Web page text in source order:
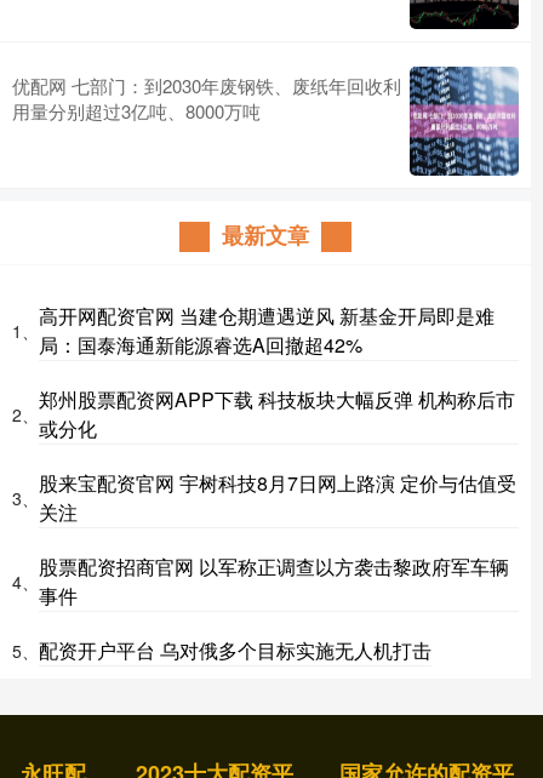
优配网 七部门：到2030年废钢铁、废纸年回收利
用量分别超过3亿吨、8000万吨
最新文章
1、
高开网配资官网 当建仓期遭遇逆风 新基金开局即是难
局：国泰海通新能源睿选A回撤超42%
2、
郑州股票配资网APP下载 科技板块大幅反弹 机构称后市
或分化
3、
股来宝配资官网 宇树科技8月7日网上路演 定价与估值受
关注
4、
股票配资招商官网 以军称正调查以方袭击黎政府军车辆
事件
5、 配资开户平台 乌对俄多个目标实施无人机打击